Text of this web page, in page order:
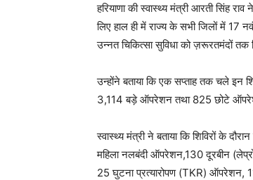
हरियाणा की स्वास्थ्य मंत्री आरती सिंह
लिए हाल ही में राज्य के सभी जिलों में 17
उन्नत चिकित्सा सुविधा को ज़रूरतमंदों तक
उन्होंने बताया कि एक सप्ताह तक चले इन
3,114 बड़े ऑपरेशन तथा 825 छोटे
स्वास्थ्य मंत्री ने बताया कि शिविरों के
महिला नलबंदी ऑपरेशन,130 दूरबीन
25 घुटना प्रत्यारोपण (TKR) ऑपरेशन,